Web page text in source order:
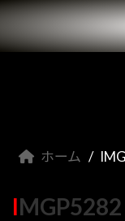
コ
テ
ナ
ゲ
ホーム
IMGP5282